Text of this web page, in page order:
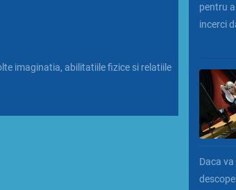
imaginatia, abilitatiile fizice si relatiile
pentru
incerci
Daca